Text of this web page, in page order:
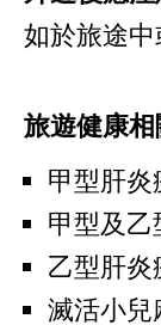
如於旅途
旅遊健康
甲型肝炎
甲型及乙
乙型肝炎
滅活小兒